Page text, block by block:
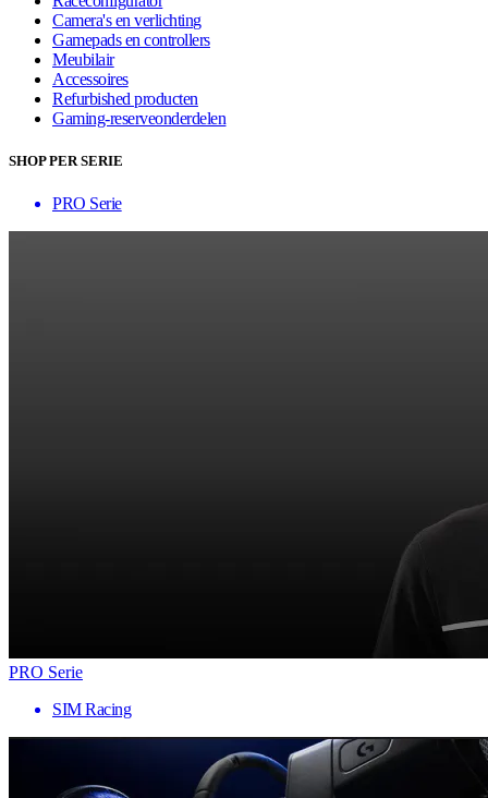
Camera's en verlichting
Gamepads en controllers
Meubilair
Accessoires
Refurbished producten
Gaming-reserveonderdelen
SHOP PER SERIE
PRO Serie
PRO Serie
SIM Racing